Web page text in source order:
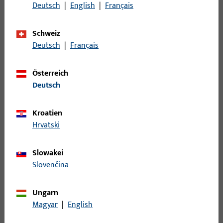
Verpackungseinheit
Bitte melden Sie sich mit Ihren Kundendaten an um eine
Preisinformation zu erhalten oder Artikel zu bestellen
Deutsch | English | Français
Schweiz
Deutsch | Français
Österreich
Deutsch
Kroatien
Hrvatski
Slowakei
Slovenčina
Ungarn
Magyar | English